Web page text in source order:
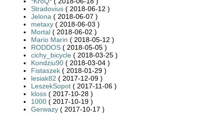
Stradovius ( 2018-06-12 )
Jelona ( 2018-06-07 )
metaxy ( 2018-06-03 )
Mortal ( 2018-06-02 )
Mario Marin ( 2018-05-12 )
RODDOS ( 2018-05-05 )
cichy_bicycle ( 2018-03-25 )
Kondziu90 ( 2018-03-04 )
Fistaszek ( 2018-01-29 )
lesiak82 ( 2017-12-09 )
LeszekSopot ( 2017-11-06 )
kloss ( 2017-10-28 )
1000 ( 2017-10-19 )
Gerwazy ( 2017-10-17 )